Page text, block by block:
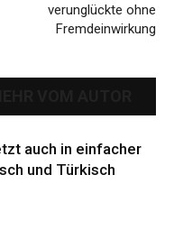
verunglückte ohne
Fremdeinwirkung
auch in einfacher
und Türkisch